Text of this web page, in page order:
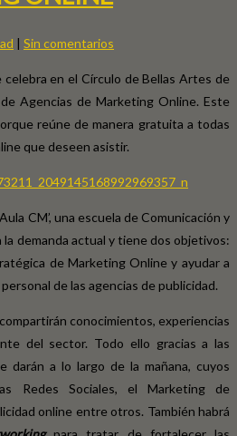
| Sin comentarios
celebra en el Círculo de Bellas Artes de
Agencias de Marketing Online. Este
reúne de manera gratuita a todas
que deseen asistir.
CM’, una escuela de Comunicación y
demanda actual y tiene dos objetivos:
de Marketing Online y ayudar a
de las agencias de publicidad.
conocimientos, experiencias
del sector. Todo ello gracias a las
darán a lo largo de la mañana, cuyos
Redes Sociales, el Marketing de
online entre otros. También habrá